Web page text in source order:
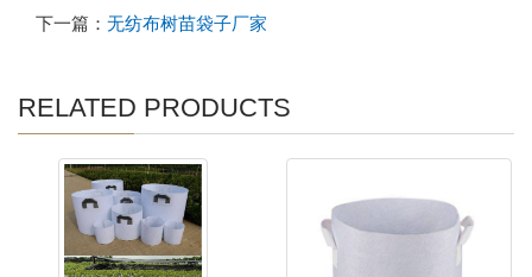
下一篇： 无纺布树苗袋子厂家
RELATED PRODUCTS